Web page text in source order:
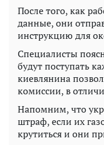
После того, как
данные, они
инструкцию для
Специалисты
будут поступать
киевлянина
комиссии, в
Напомним, что
штраф, если их
крутиться и они